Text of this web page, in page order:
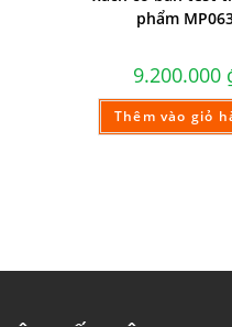
phẩm
9.200.000
Thêm vào giỏ